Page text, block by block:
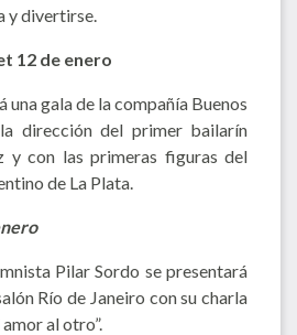
y divertirse.
12 de enero
una gala de la compañía Buenos
dirección del primer bailarín
y con las primeras figuras del
de La Plata.
Pilar Sordo se presentará
Río de Janeiro con su charla
al otro”.